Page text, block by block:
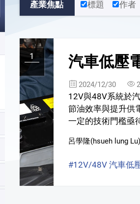
產業焦點 標題 作者
1 汽車低壓
2024/12/30
12V與48V系統於
節油效率與提升供
一定的技術門檻亟
呂學隆(hsueh lung Lu)
#12V/48V 汽車低